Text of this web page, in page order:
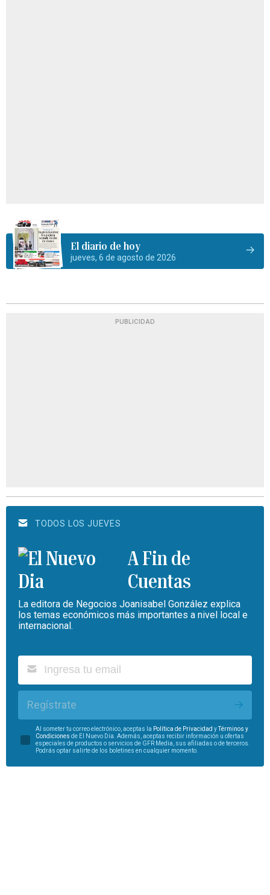
El diario de hoy
jueves, 6 de agosto de 2026
PUBLICIDAD
TODOS LOS JUEVES
A Fin de
Cuentas
La editora de Negocios Joanisabel González explica
los temas económicos más importantes a nivel local e
internacional.
Regístrate
Al someter tu correo electrónico, aceptas la Política de Privacidad yTérminos y
Condiciones de El Nuevo Día. Además, aceptas recibir información u ofertas
especiales de productos o servicios de GFR Media, sus afiliadas o de terceros.
Podrás optar salirte de los boletines en cualquier momento.